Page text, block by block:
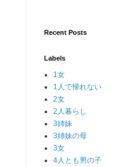
Recent Posts
Labels
1女
1人で帰れない
2女
2人暮らし
3姉妹
3姉妹の母
3女
4人とも男の子